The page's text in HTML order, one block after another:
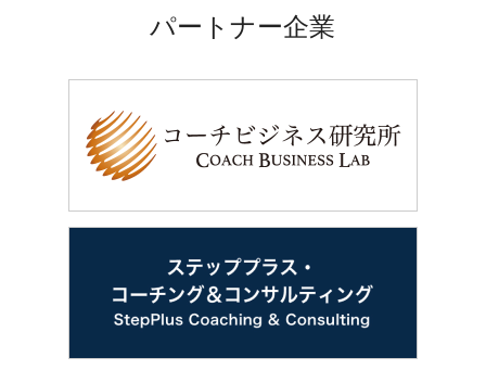
パートナー企業